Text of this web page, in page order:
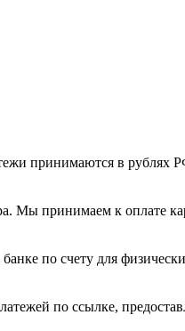
принимаются в рублях
Мы принимаем к оплате
по счету для
по ссылке,